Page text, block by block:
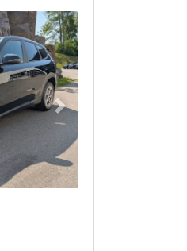
Next